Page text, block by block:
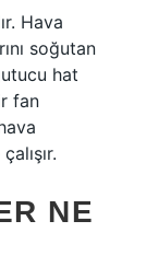
Hava
soğutan
hat
fan
NE